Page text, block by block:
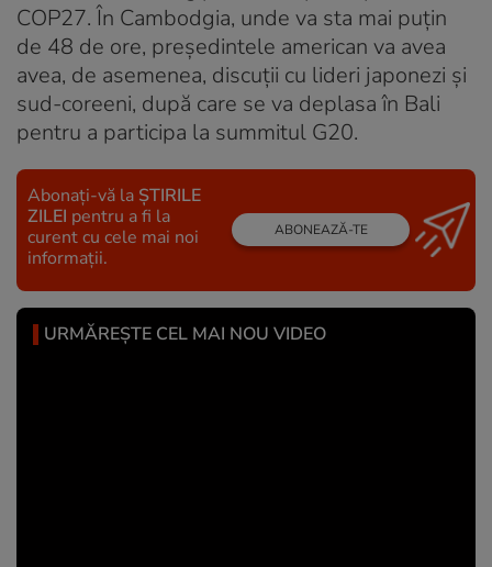
COP27. În Cambodgia, unde va sta mai puţin
de 48 de ore, preşedintele american va avea
avea, de asemenea, discuţii cu lideri japonezi şi
sud-coreeni, după care se va deplasa în Bali
pentru a participa la summitul G20.
Abonați-vă la ȘTIRILE
ZILEI pentru a fi la
curent cu cele mai noi
informații.
ABONEAZĂ-TE
URMĂREȘTE CEL MAI NOU VIDEO